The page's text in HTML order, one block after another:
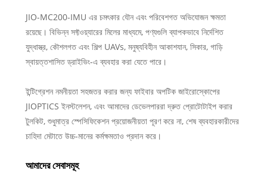
JIO-MC200-IMU এর চমৎকার যৌন এবং পরিবেশগত অভিযোজন ক্ষমতা
রয়েছে। বিভিন্ন সফ্টওয়্যারের মিলের মাধ্যমে, পণ্যগুলি ব্যাপকভাবে নির্দেশিত
যুদ্ধাস্ত্র, কৌশলগত এবং শিল্প UAVs, মনুষ্যবিহীন আকাশযান, সিকার, গাড়ি
স্বায়ত্তশাসিত ড্রাইভিং-এ ব্যবহার করা যেতে পারে।
ইন্টিগ্রেশন নমনীয়তা সহজতর করার জন্য ফাইবার অপটিক জাইরোস্কোপের
JIOPTICS ইনস্টলেশন, এবং আমাদের ডেভেলপাররা দ্রুত প্রোটোটাইপ করার
টুলকিট, শুধুমাত্র স্পেসিফিকেশন প্রয়োজনীয়তা পূরণ করে না, শেষ ব্যবহারকারীদের
চাহিদা মেটাতে উচ্চ-মানের কর্মক্ষমতাও প্রদান করে।
আমাদের সেবাসমূহ